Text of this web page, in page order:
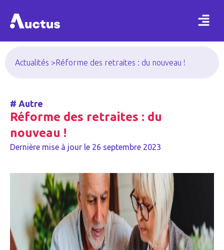
Actualités >Réforme des retraites : du nouveau !
# Autre
Réforme des retraites : du
nouveau !
Dernière mise à jour le 26 septembre 2023